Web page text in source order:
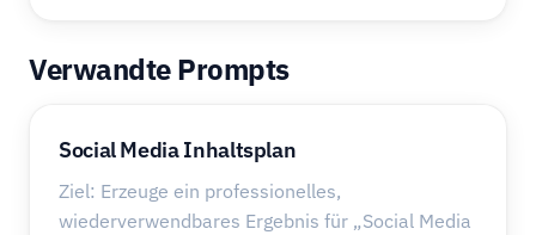
Verwandte Prompts
Social Media Inhaltsplan
Ziel: Erzeuge ein professionelles,
wiederverwendbares Ergebnis für „Social Media